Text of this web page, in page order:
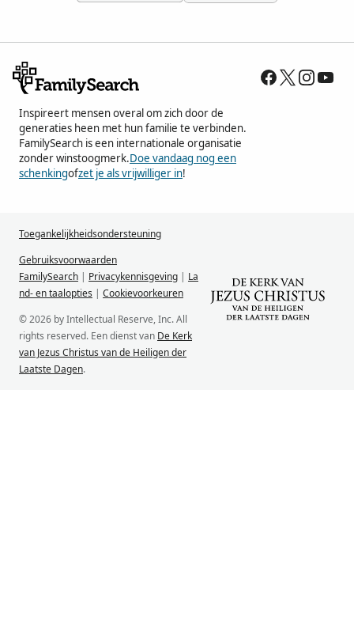
Inspireert mensen overal om zich door de
generaties heen met hun familie te verbinden.
FamilySearch is een internationale organisatie
zonder winstoogmerk.Doe vandaag nog een
schenkingofzet je als vrijwilliger in!
Toegankelijkheidsondersteuning
Gebruiksvoorwaarden
FamilySearch | Privacykennisgeving | La
nd- en taalopties | Cookievoorkeuren
© 2026 by Intellectual Reserve, Inc. All
rights reserved. Een dienst van De Kerk
van Jezus Christus van de Heiligen der
Laatste Dagen.